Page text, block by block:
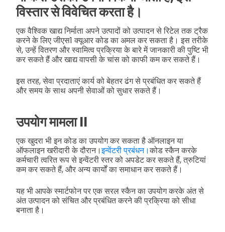
विस्तार से विवेचित करता है।
एक वैश्विक खाद्य निर्माता अपने उत्पादों को उत्पादन से रिटेल तक ट्रैक
करने के लिए जीएस1 क्यूआर कोड का अमल कर सकता है। इस तरीके
से, उन्हें वितरण और स्वामित्व प्रक्रिया के बारे में जानकारी की पुष्टि भी
कर सकते हैं और खाद्य वापसी के चांस को काफी कम कर सकते हैं।
इस तरह, सेवा प्रदाताएं कार्य को बेहतर ढंग से प्रबंधित कर सकते हैं
और समय के साथ अपनी सेवाओं को सुधार सकते हैं।
उपयोग मामला II
एक खुदरा भी इन कोड का उपयोग कर सकता है ऑनलाइन या
ऑफलाइन खरीदारी के दौरान।इन्वेंटरी प्रबंधन।कोड स्कैन करके
कर्मचारी त्वरित रूप से इन्वेंटरी स्तर को अपडेट कर सकते हैं, त्रुटियां
कम कर सकते हैं, और अन्य कार्यों का समाधान कर सकते हैं।
यह भी आपके स्मार्टफोन पर एक सरल स्कैन का उपयोग करके अंत से
अंत उत्पादन को संचित और प्रबंधित करने की प्रक्रिया को सीधा
बनाता है।